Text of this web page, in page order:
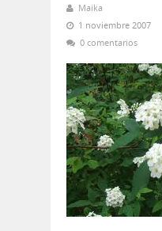
Maika
1 noviembre 2007
0 comentarios